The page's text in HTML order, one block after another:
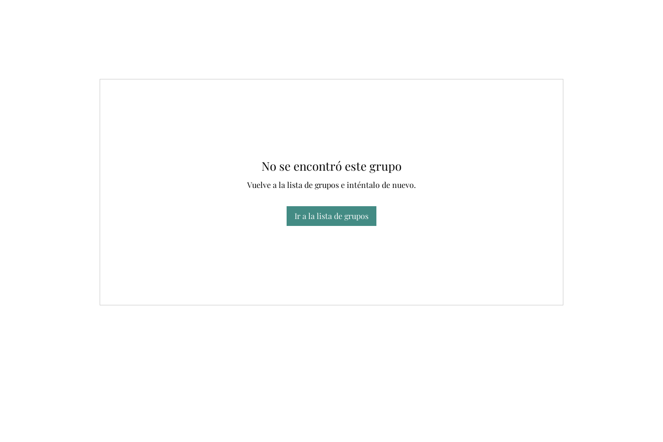
No se encontró este grupo
Vuelve a la lista de grupos e inténtalo de nuevo.
Ir a la lista de grupos